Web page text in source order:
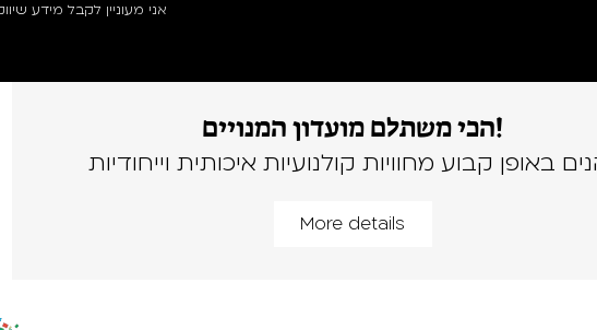
אני מעוניין לקבל מידע
הכי משתלם מועדון המנויים!
באופן קבוע מחוויות קולנועיות איכותית וייחודיות
More details